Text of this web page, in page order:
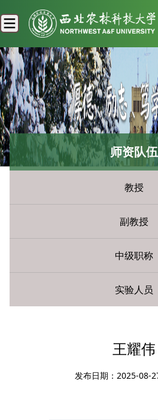
师资队伍
教授
副教授
中级职称
实验人员
王耀伟
发布日期：2025-08-